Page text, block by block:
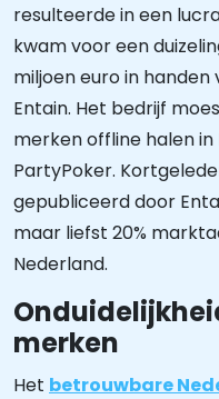
resulteerde in een
kwam voor een
miljoen euro in
Entain. Het bedrijf
merken offline halen
PartyPoker.
gepubliceerd door
maar liefst 20%
Nederland.
merken
Het betrouwbare